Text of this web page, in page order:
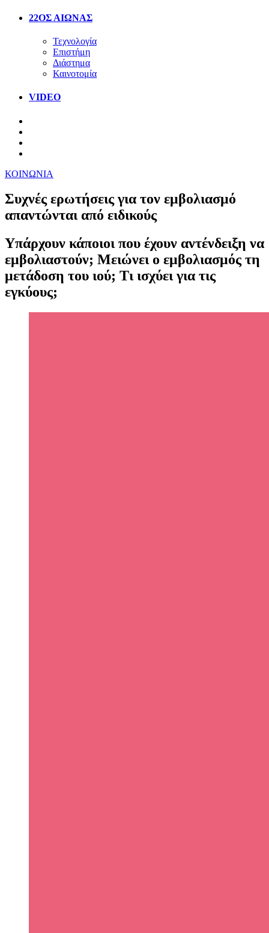
22ΟΣ ΑΙΩΝΑΣ
Τεχνολογία
Επιστήμη
Διάστημα
Καινοτομία
VIDEO
ΚΟΙΝΩΝΙΑ
Συχνές ερωτήσεις για τον εμβολιασμό
απαντώνται από ειδικούς
Υπάρχουν κάποιοι που έχουν αντένδειξη να
εμβολιαστούν; Μειώνει ο εμβολιασμός τη
μετάδοση του ιού; Τι ισχύει για τις
εγκύους;